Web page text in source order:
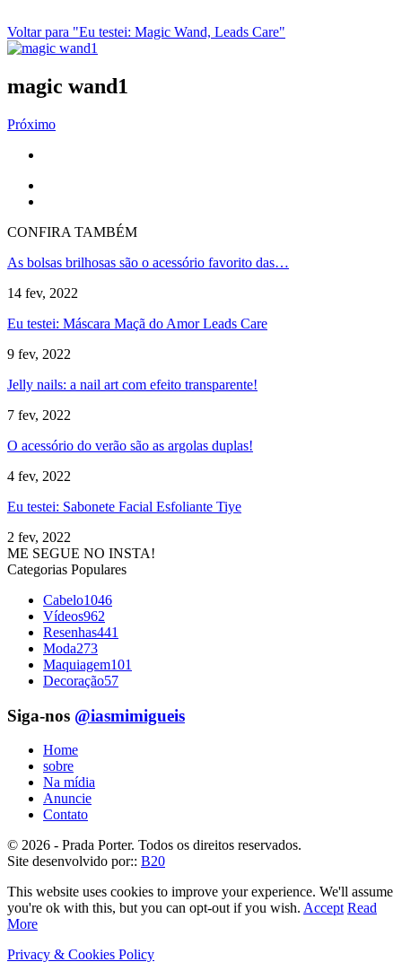
Voltar para "Eu testei: Magic Wand, Leads Care"
magic wand1
Próximo
CONFIRA TAMBÉM
As bolsas brilhosas são o acessório favorito das…
14 fev, 2022
Eu testei: Máscara Maçã do Amor Leads Care
9 fev, 2022
Jelly nails: a nail art com efeito transparente!
7 fev, 2022
O acessório do verão são as argolas duplas!
4 fev, 2022
Eu testei: Sabonete Facial Esfoliante Tiye
2 fev, 2022
ME SEGUE NO INSTA!
Categorias Populares
Cabelo1046
Vídeos962
Resenhas441
Moda273
Maquiagem101
Decoração57
Siga-nos @iasmimigueis
Home
sobre
Na mídia
Anuncie
Contato
© 2026 - Prada Porter. Todos os direitos reservados.
Site desenvolvido por:: B20
This website uses cookies to improve your experience. We'll assume
you're ok with this, but you can opt-out if you wish. Accept Read
More
Privacy & Cookies Policy